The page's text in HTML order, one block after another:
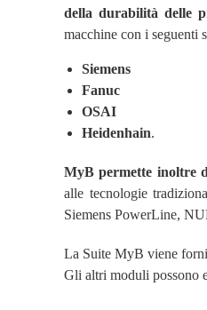
della durabilità delle
macchine con i seguenti
Siemens
Fanuc
OSAI
Heidenhain.
MyB permette inoltre
alle tecnologie
Siemens PowerLine,
La Suite MyB viene
Gli altri moduli possono